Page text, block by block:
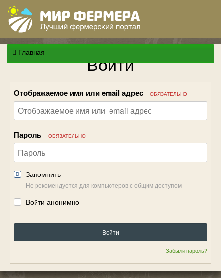
Главная Войти
Отображаемое имя или email адрес ОБЯЗАТЕЛЬНО
Пароль ОБЯЗАТЕЛЬНО
Запомнить
Не рекомендуется для компьютеров с общим доступом
Войти анонимно
Войти
Забыли пароль?